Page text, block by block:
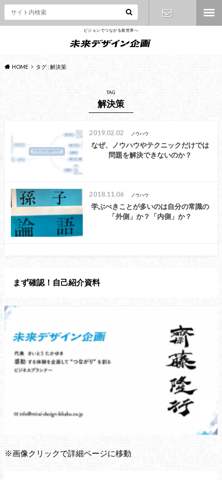
ビジョンでつながる新世界へ
HOME タグ : 解決策
TAG
解決策
2019.02.02 ノウハウ
なぜ、ノウハウやテクニックだけでは
問題を解決できないのか？
2018.11.06 ノウハウ
学ぶべきことが多いのは自分の常識の
「外側」か？「内側」か？
まず確認！自己紹介資料
※画像クリックで詳細ページに移動